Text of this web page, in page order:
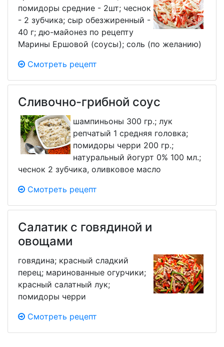
помидоры средние - 2шт; чеснок
- 2 зубчика; сыр обезжиренный -
40 г; дю-майонез по рецепту
Марины Ершовой (соусы); соль (по желанию)
Смотреть рецепт
Сливочно-грибной соус
шампиньоны 300 гр.; лук
репчатый 1 средняя головка;
помидоры черри 200 гр.;
натуральный йогурт 0% 100 мл.;
чеснок 2 зубчика, оливковое масло
Смотреть рецепт
Салатик с говядиной и
овощами
говядина; красный сладкий
перец; маринованные огурчики;
красный салатный лук;
помидоры черри
Смотреть рецепт